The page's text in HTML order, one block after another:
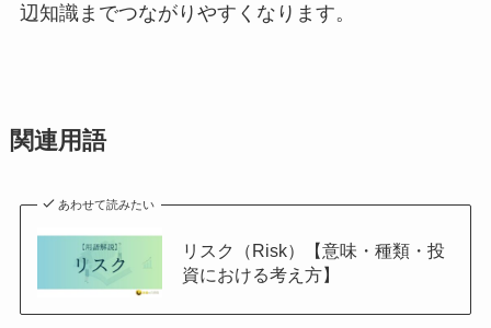
辺知識までつながりやすくなります。
関連用語
あわせて読みたい
リスク（Risk）【意味・種類・投
資における考え方】